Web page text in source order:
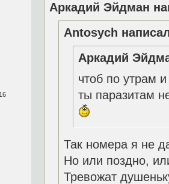
Аркадий Эйдман
Antosych
Аркадий
чтоб по утрам
ты паразитам
Так номера я не
Но или поздно,
Тревожат